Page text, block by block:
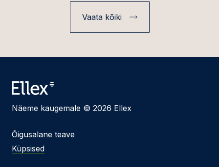
Vaata kõiki
Näeme kaugemale © 2026 Ellex
Õigusalane teave
Küpsised